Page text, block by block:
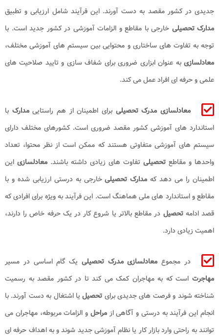
جدیدی در کشور مقصد به دست آورند. این فرآیند شامل ارزیابی و تطبیق
مدارک تحصیلی خارجی با مقاطع و الزامات آموزشی در کشور جدید است. با
توجه به تفاوت ‌های ساختاری و محتوایی بین سیستم‌ های آموزشی مختلف،
معادلسازیبه عنوان ابزاری ضروری برای شفاف‌ سازی و تایید صلاحیت‌ های
علمی و حرفه ‌ای افراد عمل می‌ کند.
معادلسازی مدرک تحصیلی برای اطمینان از هم ‌راستاییمدارک با
استاندارد های آموزشی کشور مقصد ضروری است. کشورهای مختلف دارای
سیستم ‌های آموزشی متفاوتی هستند که ممکن است از نظر محتوا، تعداد
واحدها و مقاطع تحصیلی تفاوت‌ های زیادی داشته باشند. معادلسازی این
اطمینان را می‌ دهد که مدارک تحصیلیخارجی به درستی ارزیابی شده و با
مقاطع و استاندارد های ملی هماهنگ است. این فرآیند به ویژه برای افرادی که
قصد ادامهتحصیل در مقاطع بالاتر یا شروع کار در یک حرفه خاص را دارند،
اهمیت زیادی دارد.
در مجموع معادلسازی مدرک تحصیلی یک گام اساسی در مسیر
مهاجرت است که به مهاجران کمک می ‌کند تا در کشور مقصد به رسمیت
شناخته شوند و فرصت‌ های جدیدی برای تحصیل یا اشتغال به دست آورند. با
انجام این فرآیند به درستی و آگاهی ازمراحل و الزامات مربوطه، مهاجران می‌
توانند به راحتی وارد بازار کار یا نظام آموزشی جدید شوند و به اهداف حرفه ‌ای